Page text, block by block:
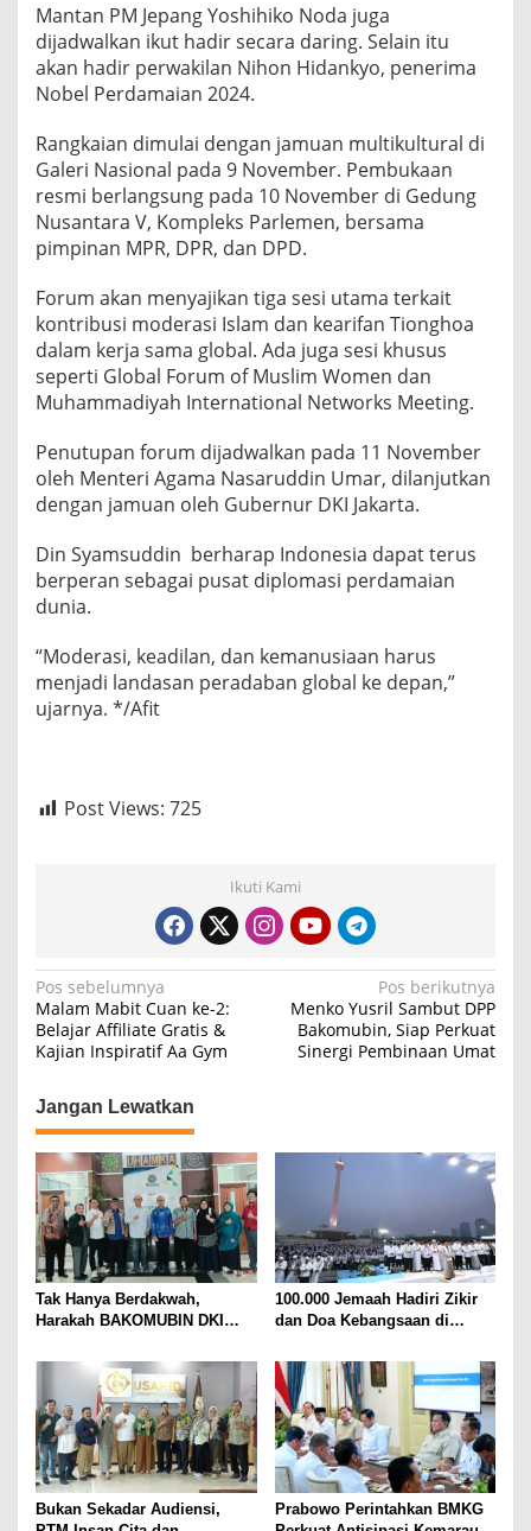
Mantan PM Jepang Yoshihiko Noda juga
dijadwalkan ikut hadir secara daring. Selain itu
akan hadir perwakilan Nihon Hidankyo, penerima
Nobel Perdamaian 2024.
Rangkaian dimulai dengan jamuan multikultural di
Galeri Nasional pada 9 November. Pembukaan
resmi berlangsung pada 10 November di Gedung
Nusantara V, Kompleks Parlemen, bersama
pimpinan MPR, DPR, dan DPD.
Forum akan menyajikan tiga sesi utama terkait
kontribusi moderasi Islam dan kearifan Tionghoa
dalam kerja sama global. Ada juga sesi khusus
seperti Global Forum of Muslim Women dan
Muhammadiyah International Networks Meeting.
Penutupan forum dijadwalkan pada 11 November
oleh Menteri Agama Nasaruddin Umar, dilanjutkan
dengan jamuan oleh Gubernur DKI Jakarta.
Din Syamsuddin berharap Indonesia dapat terus
berperan sebagai pusat diplomasi perdamaian
dunia.
“Moderasi, keadilan, dan kemanusiaan harus
menjadi landasan peradaban global ke depan,”
ujarnya. */Afit
Post Views: 725
Ikuti Kami
N
a
v
i
g
a
s
i
p
o
s
Pos sebelumnya
Malam Mabit Cuan ke-2:
Belajar Affiliate Gratis &
Kajian Inspiratif Aa Gym
Pos berikutnya
Menko Yusril Sambut DPP
Bakomubin, Siap Perkuat
Sinergi Pembinaan Umat
Jangan Lewatkan
Tak Hanya Berdakwah,
Harakah BAKOMUBIN DKI
Advokasi dan Paralegal
Bersama LKLH FH UHAMKA
100.000 Jemaah Hadiri Zikir
dan Doa Kebangsaan di
Kemerdekaan Indonesia
Bukan Sekadar Audiensi,
Prabowo Perintahkan BMKG